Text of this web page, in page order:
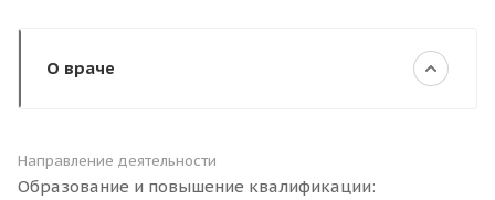
О враче
Направление деятельности
Образование и повышение квалификации: